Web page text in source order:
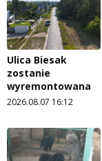
Ulica Biesak
zostanie
wyremontowana
2026.08.07 16:12